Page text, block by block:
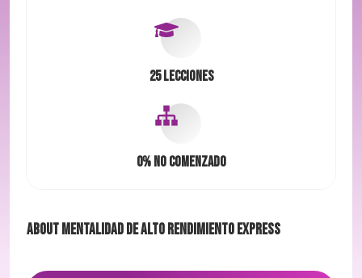
25 Lecciones
0% No comenzado
AboutMentalidad de Alto Rendimiento EXPRESS